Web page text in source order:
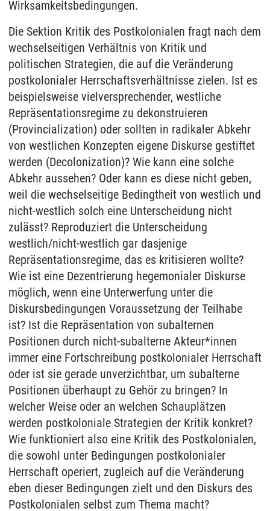
Wirksamkeitsbedingungen.
Die Sektion Kritik des Postkolonialen fragt nach dem
wechselseitigen Verhältnis von Kritik und
politischen Strategien, die auf die Veränderung
postkolonialer Herrschaftsverhältnisse zielen. Ist es
beispielsweise vielversprechender, westliche
Repräsentationsregime zu dekonstruieren
(Provincialization) oder sollten in radikaler Abkehr
von westlichen Konzepten eigene Diskurse gestiftet
werden (Decolonization)? Wie kann eine solche
Abkehr aussehen? Oder kann es diese nicht geben,
weil die wechselseitige Bedingtheit von westlich und
nicht-westlich solch eine Unterscheidung nicht
zulässt? Reproduziert die Unterscheidung
westlich/nicht-westlich gar dasjenige
Repräsentationsregime, das es kritisieren wollte?
Wie ist eine Dezentrierung hegemonialer Diskurse
möglich, wenn eine Unterwerfung unter die
Diskursbedingungen Voraussetzung der Teilhabe
ist? Ist die Repräsentation von subalternen
Positionen durch nicht-subalterne Akteur*innen
immer eine Fortschreibung postkolonialer Herrschaft
oder ist sie gerade unverzichtbar, um subalterne
Positionen überhaupt zu Gehör zu bringen? In
welcher Weise oder an welchen Schauplätzen
werden postkoloniale Strategien der Kritik konkret?
Wie funktioniert also eine Kritik des Postkolonialen,
die sowohl unter Bedingungen postkolonialer
Herrschaft operiert, zugleich auf die Veränderung
eben dieser Bedingungen zielt und den Diskurs des
Postkolonialen selbst zum Thema macht?